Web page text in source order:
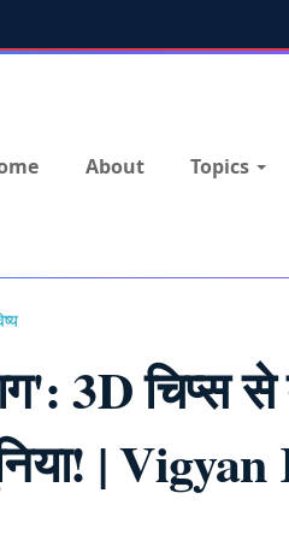
About Topics
3D चिप्स से
|